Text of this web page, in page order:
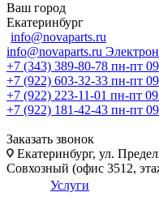
Ваш город
Екатеринбург
info@novaparts.ru
info@novaparts.ru
+7 (343) 389-80-78 пн-пт
+7 (922) 603-32-33 пн-пт
+7 (922) 223-11-01 пн-пт
+7 (922) 181-42-43 пн-пт
Заказать звонок
Екатеринбург, ул.
Совхозный (офис 3512,
Услуги